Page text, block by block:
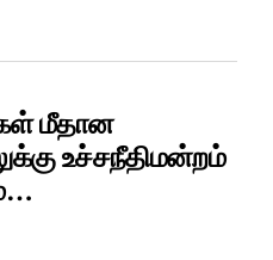
மீதான
உச்சநீதிமன்றம்